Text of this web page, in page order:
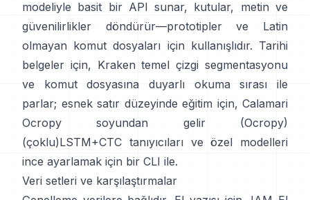
modeliyle basit bir API sunar, kutular, metin ve
güvenilirlikler döndürür—prototipler ve Latin
olmayan komut dosyaları için kullanışlıdır. Tarihi
belgeler için, Kraken temel çizgi segmentasyonu
ve komut dosyasına duyarlı okuma sırası ile
parlar; esnek satır düzeyinde eğitim için, Calamari
Ocropy soyundan gelir (Ocropy)
(çoklu)LSTM+CTC tanıyıcıları ve özel modelleri
ince ayarlamak için bir CLI ile.
Veri setleri ve karşılaştırmalar